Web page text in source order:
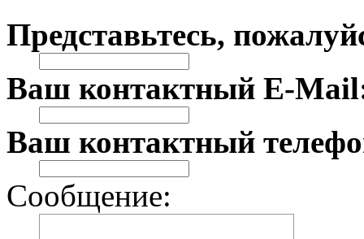
Представьтесь,
Ваш контактный E-
Ваш контактный
Сообщение: